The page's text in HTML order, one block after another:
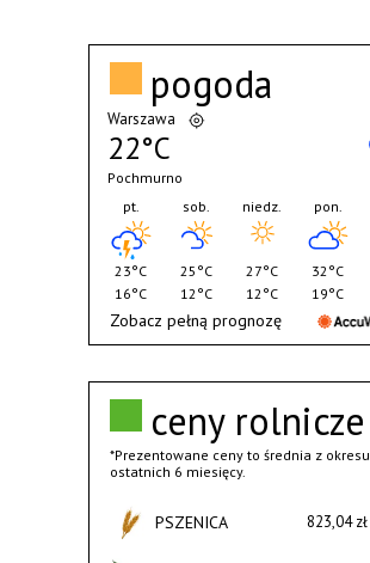
ceny rolnicze
*Prezentowane ceny to średnia z okresu
ostatnich 6 miesięcy.
PSZENICA 823,04 zł
pogoda
Warszawa
22°C
Pochmurno
pt.
23°C
16°C
sob.
25°C
12°C
niedz.
27°C
12°C
pon.
32°C
19°C
Zobacz pełną prognozę